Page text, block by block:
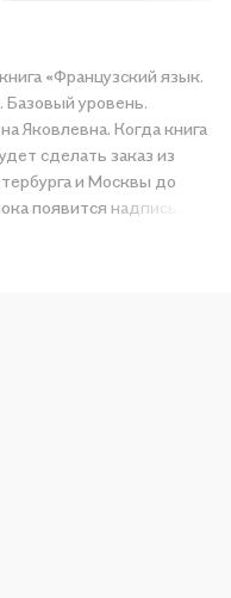
«Французский язык.
Базовый уровень.
Яковлевна. Когда книга
сделать заказ из
и Москвы до
появится надпись
цене. Например,
Оставайтесь с нами,